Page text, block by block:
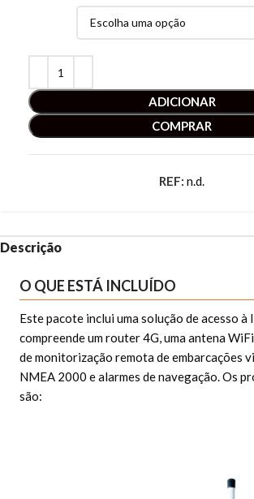
ADICIONAR
COMPRAR
REF: n.d.
Descrição
O QUE ESTÁ INCLUÍDO
Este pacote inclui uma solução de acesso à
compreende um router 4G, uma antena
de monitorização remota de embarcações
NMEA 2000 e alarmes de navegação. Os
são: